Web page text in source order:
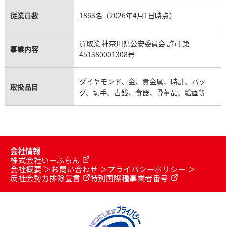
従業員数 1863名（2026年4月1日時点）
事業内容
買取業 神奈川県公安委員会 許可 第
451380001308号
取扱品目
ダイヤモンド、金、貴金属、時計、バッ
グ、切手、古銭、食器、骨董品、絵画等
会社情報
株式会社いーふらん
会社概要
お問い合わせ
プライバシーポリシー
反社会勢力排除宣言
特別国際種事業者番号